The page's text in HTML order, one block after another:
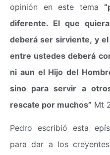
opinión en este tema
diferente. El que
deberá ser sirviente, y
entre ustedes deberá
ni aun el Hijo del
sino para servir a
rescate por muchos” Mt
Pedro escribió esta
para dar a los